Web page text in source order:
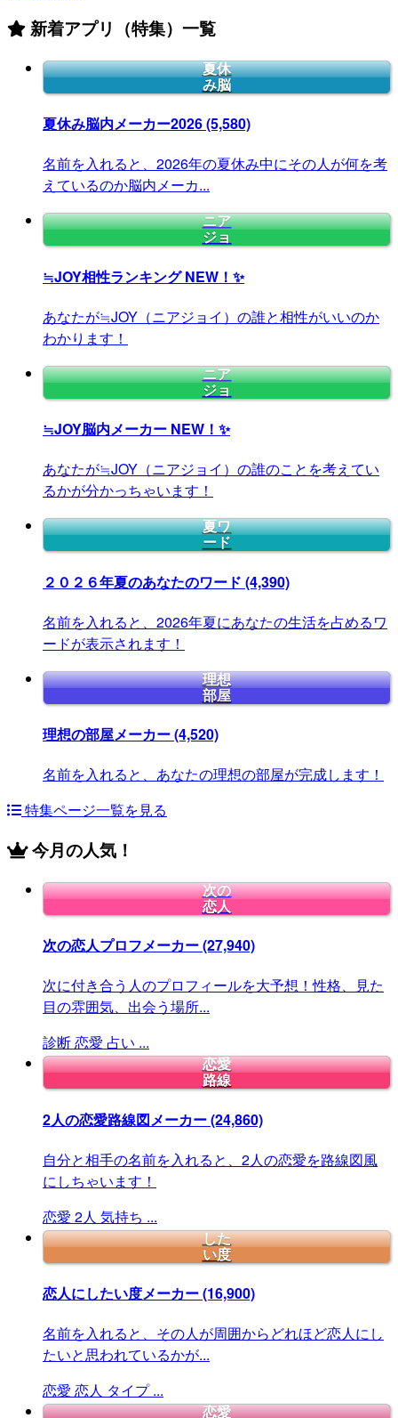
新着アプリ（特集）一覧
夏休
み脳
夏休み脳内メーカー2026(5,580)
名前を入れると、2026年の夏休み中にその人が何を考
えているのか脳内メーカ...
ニア
ジョ
≒JOY相性ランキングNEW！✨
あなたが≒JOY（ニアジョイ）の誰と相性がいいのか
わかります！
ニア
ジョ
≒JOY脳内メーカー NEW！✨
あなたが≒JOY（ニアジョイ）の誰のことを考えてい
るかが分かっちゃいます！
夏ワ
ード
２０２６年夏のあなたのワード (4,390)
名前を入れると、2026年夏にあなたの生活を占めるワ
ードが表示されます！
理想
部屋
理想の部屋メーカー(4,520)
名前を入れると、あなたの理想の部屋が完成します！
特集ページ一覧を見る
今月の人気！
次の
恋人
次の恋人プロフメーカー(27,940)
次に付き合う人のプロフィールを大予想！性格、見た
目の雰囲気、出会う場所...
診断恋愛 占い ...
恋愛
路線
2人の恋愛路線図メーカー(24,860)
自分と相手の名前を入れると、2人の恋愛を路線図風
にしちゃいます！
恋愛 2人 気持ち ...
した
い度
恋人にしたい度メーカー(16,900)
名前を入れると、その人が周囲からどれほど恋人にし
たいと思われているかが...
恋愛 恋人 タイプ ...
恋愛